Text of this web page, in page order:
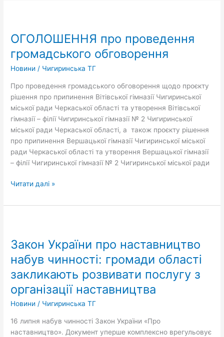
ОГОЛОШЕННЯ про проведення
громадського обговорення
Новини / Чигиринська ТГ
Про проведення громадського обговорення щодо проєкту
рішення про припинення Вітівської гімназії Чигиринської
міської ради Черкаської області та утворення Вітівської
гімназії – філії Чигиринської гімназії № 2 Чигиринської
міської ради Черкаської області, а також проєкту рішення
про припинення Вершацької гімназії Чигиринської міської
ради Черкаської області та утворення Вершацької гімназії
– філії Чигиринської гімназії № 2 Чигиринської міської ради
проведення
обговорення
Читати далі »
Закон України про наставництво
набув чинності: громади області
закликають розвивати послугу з
організації наставництва
Новини / Чигиринська ТГ
16 липня набув чинності Закон України «Про
наставництво». Документ уперше комплексно врегульовує
про
наставництво
набув
чинності:
громади
області
закликають
розвивати
послугу